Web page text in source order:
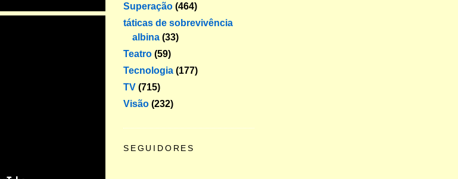
Superação (464)
táticas de sobrevivência
albina (33)
Teatro (59)
Tecnologia (177)
TV (715)
Visão (232)
SEGUIDORES